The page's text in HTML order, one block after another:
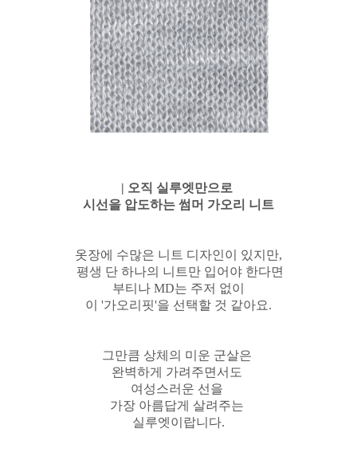
| 오직 실루엣만으로
시선을 압도하는 썸머 가오리 니트
옷장에 수많은 니트 디자인이 있지만,
평생 단 하나의 니트만 입어야 한다면
부티나 MD는 주저 없이
이 '가오리핏'을 선택할 것 같아요.
그만큼 상체의 미운 군살은
완벽하게 가려주면서도
여성스러운 선을
가장 아름답게 살려주는
실루엣이랍니다.